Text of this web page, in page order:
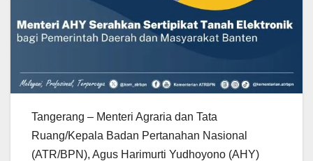
Tangerang – Menteri Agraria dan Tata
Ruang/Kepala Badan Pertanahan Nasional
(ATR/BPN), Agus Harimurti Yudhoyono (AHY)